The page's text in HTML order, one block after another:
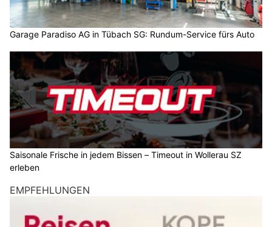
Garage Paradiso AG in Tübach SG: Rundum-Service fürs Auto
Saisonale Frische in jedem Bissen – Timeout in Wollerau SZ
erleben
EMPFEHLUNGEN